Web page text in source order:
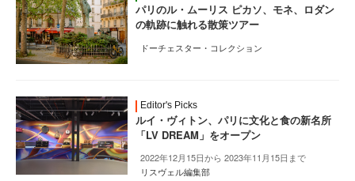
パリのル・ムーリス ピカソ、モネ、ロダン
の軌跡に触れる散策ツアー
ドーチェスター・コレクション
Editor's Picks
ルイ・ヴィトン、パリに文化と食の新名所
「LV DREAM」をオープン
2022年12月15日から 2023年11月15日まで
リスヴェル編集部